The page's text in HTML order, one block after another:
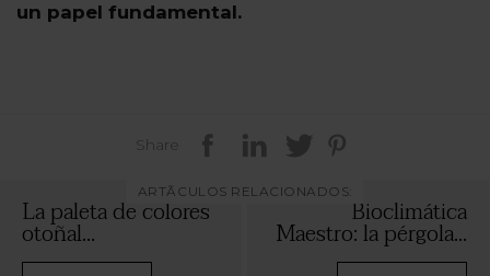
un papel fundamental.
Share
ARTÃCULOS RELACIONADOS:
La paleta de colores
otoñal...
Bioclimática
Maestro: la pérgola...